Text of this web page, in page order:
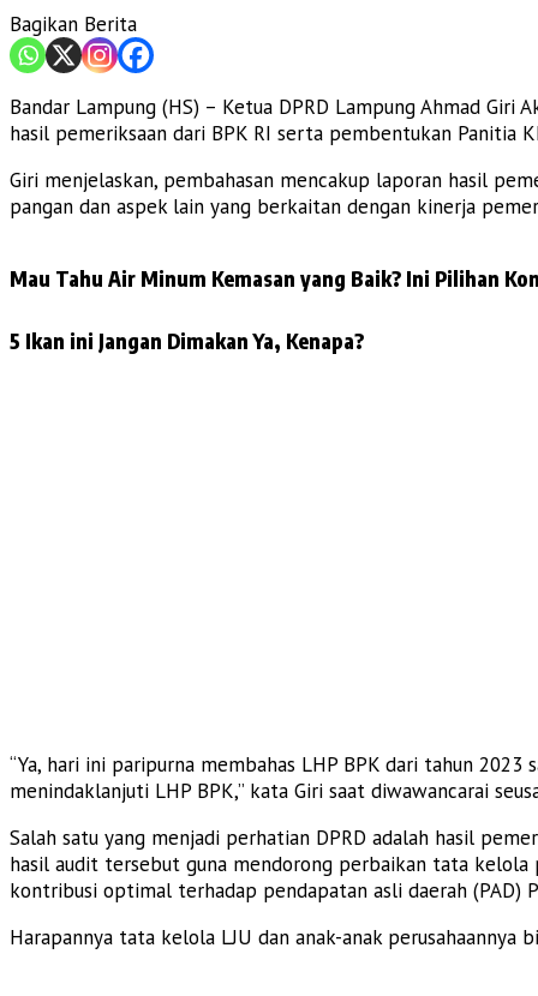
Bagikan Berita
Bandar Lampung (HS) – Ketua DPRD Lampung Ahmad
hasil pemeriksaan dari BPK RI serta pembentukan Panitia
Giri menjelaskan, pembahasan mencakup laporan hasil
pangan dan aspek lain yang berkaitan dengan kinerja
Mau Tahu Air Minum Kemasan yang Baik? Ini Pilihan
5 Ikan ini Jangan Dimakan Ya, Kenapa?
“Ya, hari ini paripurna membahas LHP BPK dari tahun
menindaklanjuti LHP BPK,” kata Giri saat diwawancarai
Salah satu yang menjadi perhatian DPRD adalah hasil
hasil audit tersebut guna mendorong perbaikan tata kelola
kontribusi optimal terhadap pendapatan asli daerah (PAD)
Harapannya tata kelola LJU dan anak-anak perusahaannya